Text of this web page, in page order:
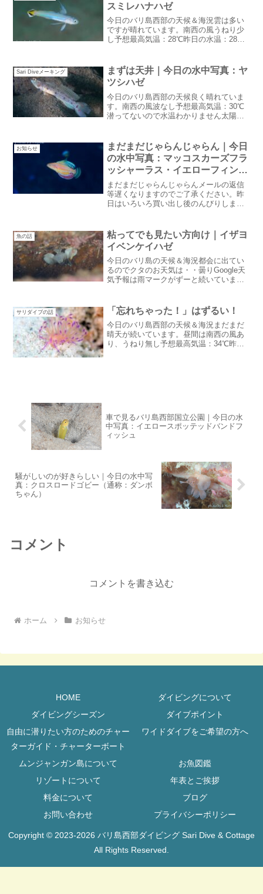
スミレハナハゼ
今日のバリ島西部の天候＆海況雲は多い
ですが晴れています。南西の風うねり少
し予想最高気温：28℃昨日の水温：28℃
ツもう少し熟させたかったけどやっぱり
食べてみたいので収穫...
Sari Diveメーキング
まずは天井｜今日の水中写真：ヤ
ツシハゼ
今日のバリ島西部の天候良く晴れていま
す。南西の風波なし予想最高気温：30℃
潜ってないので水温わかりません太陽マ
た。今回のお休みでは天井のお手入れだ
そうです。足場作り中うち...
お知らせ
まだまだじゃらんじゃらん｜今日
の水中写真：マッコスカーズフラ
ッシャーラス・イエローフィンフ
ラッシャーラス
まだまだじゃらんじゃらんメールの返信
等遅くなりますのでご了承ください。昨
日はいろいろ買い出し後のんびりしまし
んでいますがサリダイブに詰めっきりで
ほとんど何も知らなくて情...
魚の話
粘ってでも見たい方向け｜イザヨ
イベンケイハゼ
今日のバリ島の天候＆海況都会に出てい
るのでクタのお天気は・・曇りGoogle天
気予報は雨マークがずーと続いていま
前中はヘリにお任せでダイビング関係の
お買い物私はホテル...
サリダイブの話 「忘れちゃった！」はずるい！
今日のバリ島西部の天候＆海況まだまだ
晴天が続いています。昼間は南西の風あ
り、うねり無し予想最高気温：34℃昨日
車で見るバリ島西部国立公園｜今日の水
中写真：イエロースポッテッドバンドフ
ィッシュ
騒がしいのが好きらしい｜今日の水中写
真：クロスロードゴビー（通称：ダンボ
ちゃん）
コメント
コメントを書き込む
ホーム お知らせ
HOME
ダイビングについて
ダイビングシーズン
ダイブポイント
自由に潜りたい方のためのチャー
ターガイド・チャーターボート
ワイドダイブをご希望の方へ
ムンジャンガン島について
お魚図鑑
リゾートについて
年表とご挨拶
料金について
ブログ
お問い合わせ
プライバシーポリシー
Copyright © 2023-2026 バリ島西部ダイビング Sari Dive & Cottage
All Rights Reserved.